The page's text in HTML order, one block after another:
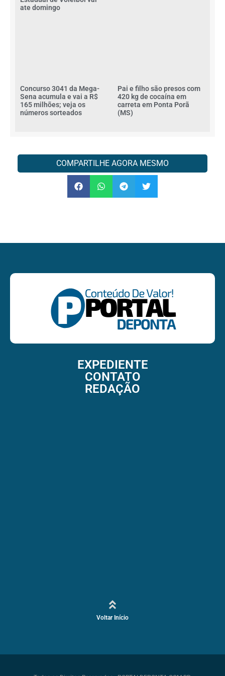
ate domingo
Concurso 3041 da Mega-
Sena acumula e vai a R$
165 milhões; veja os
números sorteados
Pai e filho são presos com
420 kg de cocaína em
carreta em Ponta Porã
(MS)
COMPARTILHE AGORA MESMO
EXPEDIENTE
CONTATO
REDAÇÃO
Voltar Início